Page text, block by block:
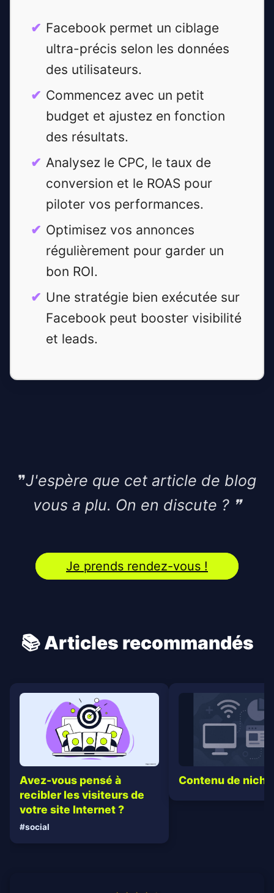
Facebook permet un ciblage
ultra-précis selon les données
des utilisateurs.
Commencez avec un petit
budget et ajustez en fonction
des résultats.
Analysez le CPC, le taux de
conversion et le ROAS pour
piloter vos performances.
Optimisez vos annonces
régulièrement pour garder un
bon ROI.
Une stratégie bien exécutée sur
Facebook peut booster visibilité
et leads.
❞J'espère que cet article de blog
vous a plu. On en discute ? ❞
Je prends rendez-vous !
📚 Articles recommandés
Avez-vous pensé à
recibler les visiteurs de
votre site Internet ?
#social
Contenu de niche